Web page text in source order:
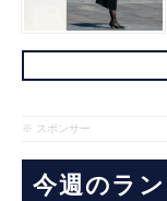
※ スポンサー
今週のラ